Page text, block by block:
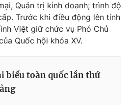
Quản trị kinh doanh; trình độ
Trước khi điều động lên tỉnh
Việt giữ chức vụ Phó Chủ
Quốc hội khóa XV.
biểu toàn quốc lần thứ